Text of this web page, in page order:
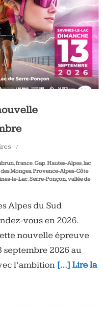
,france,Gap,Hautes-Alpes,lac
Monges,Provence-Alpes-Côte
le-Lac,Serre-Ponçon,vallée de
Alpes du Sud
vous en 2026.
nouvelle épreuve
septembre 2026 au
l’ambition […] Lire la